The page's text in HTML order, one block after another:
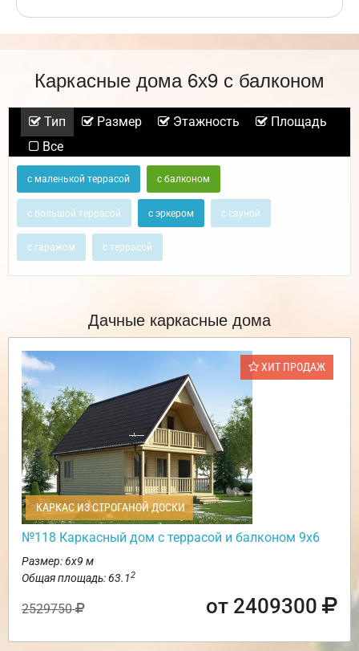
Каркасные дома 6х9 с балконом
Тип Размер Этажность
Площадь
Все
с маленькой террасой с балконом
с большой террасой с эркером с сауной
с гаражом с террасой
Дачные каркасные дома
ХИТ ПРОДАЖ
КАРКАС ИЗ СТРОГАНОЙ ДОСКИ
№118 Каркасный дом с террасой и балконом 9х6
Размер: 6х9 м
Общая площадь: 63.12
2529750 от 2409300